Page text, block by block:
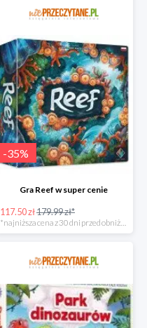
-35%
Gra Reef w super cenie
117.50 zł179.99 zł*